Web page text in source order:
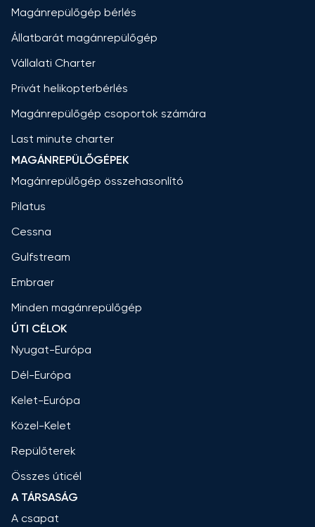
Magánrepülőgép bérlés
Állatbarát magánrepülőgép
Vállalati Charter
Privát helikopterbérlés
Magánrepülőgép csoportok számára
Last minute charter
MAGÁNREPÜLŐGÉPEK
Magánrepülőgép összehasonlító
Pilatus
Cessna
Gulfstream
Embraer
Minden magánrepülőgép
ÚTI CÉLOK
Nyugat-Európa
Dél-Európa
Kelet-Európa
Közel-Kelet
Repülőterek
Összes úticél
A TÁRSASÁG
A csapat